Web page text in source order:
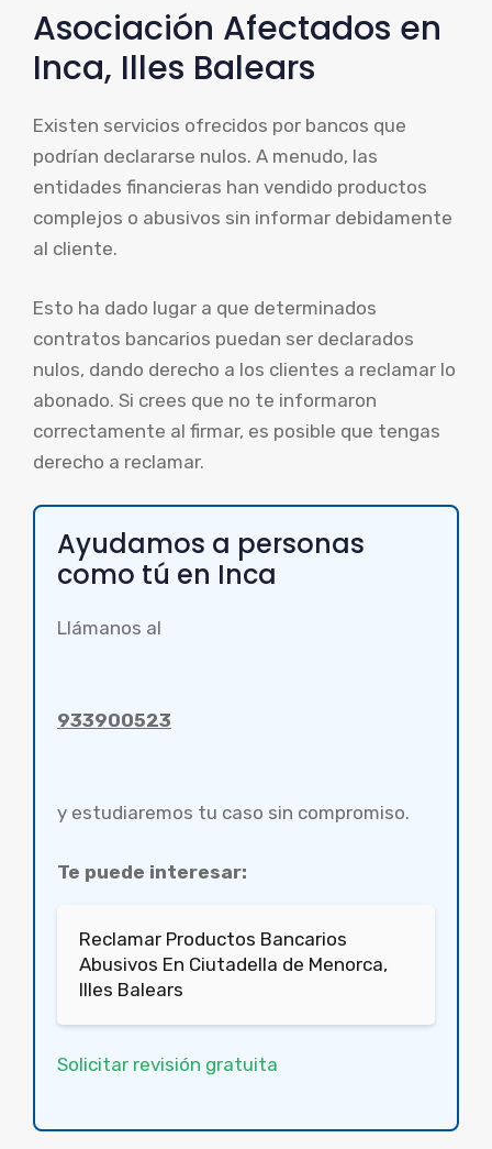
Asociación Afectados en
Inca, Illes Balears
Existen servicios ofrecidos por bancos que
podrían declararse nulos. A menudo, las
entidades financieras han vendido productos
complejos o abusivos sin informar debidamente
al cliente.
Esto ha dado lugar a que determinados
contratos bancarios puedan ser declarados
nulos, dando derecho a los clientes a reclamar lo
abonado. Si crees que no te informaron
correctamente al firmar, es posible que tengas
derecho a reclamar.
Ayudamos a personas
como tú en Inca
Llámanos al
933900523
y estudiaremos tu caso sin compromiso.
Te puede interesar:
Reclamar Productos Bancarios
Abusivos En Ciutadella de Menorca,
Illes Balears
Solicitar revisión gratuita